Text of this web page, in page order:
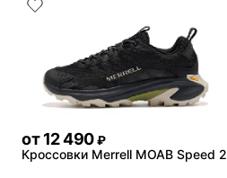
от 12 490 ₽
Кроссовки Merrell MOAB Speed 2